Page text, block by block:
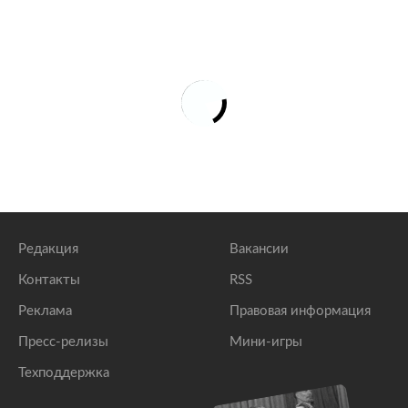
Редакция
Контакты
Реклама
Пресс-релизы
Техподдержка
Вакансии
RSS
Правовая информация
Мини-игры